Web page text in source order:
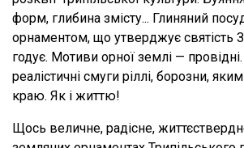
форм, глибина змісту... Глиняний
орнаментом, що утверджує святість
годує. Мотиви орної землі —
реалістичні смуги ріллі, борозни,
краю. Як і життю!
Щось величне, радісне,